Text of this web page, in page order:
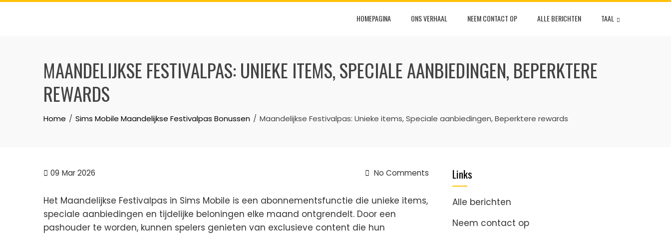
Skip
HOMEPAGINA ONS VERHAAL NEEM CONTACT OP ALLE BERICHTEN TAAL
MAANDELIJKSE FESTIVALPAS: UNIEKE ITEMS, SPECIALE AANBIEDINGEN, BEPERKTERE
REWARDS
Home Sims Mobile Maandelijkse Festivalpas Bonussen Maandelijkse Festivalpas: Unieke items, Speciale aanbiedingen, Beperktere rewards
09 Mar 2026 No Comments
Het Maandelijkse Festivalpas in Sims Mobile is een abonnementsfunctie die unieke items,
speciale aanbiedingen en tijdelijke beloningen elke maand ontgrendelt. Door een
pashouder te worden, kunnen spelers genieten van exclusieve content die hun
Links
Alle berichten
Neem contact op